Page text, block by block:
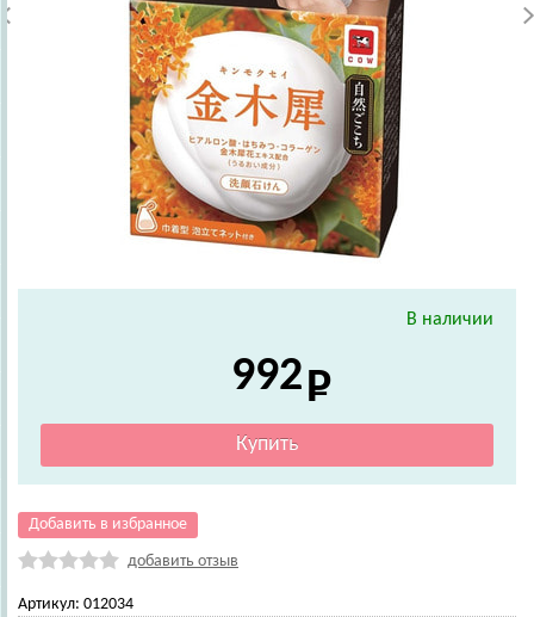
В наличии
992
Добавить в избранное
добавить отзыв
Артикул: 012034